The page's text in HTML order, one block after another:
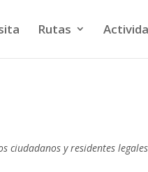
Rutas
ciudadanos y residentes legales